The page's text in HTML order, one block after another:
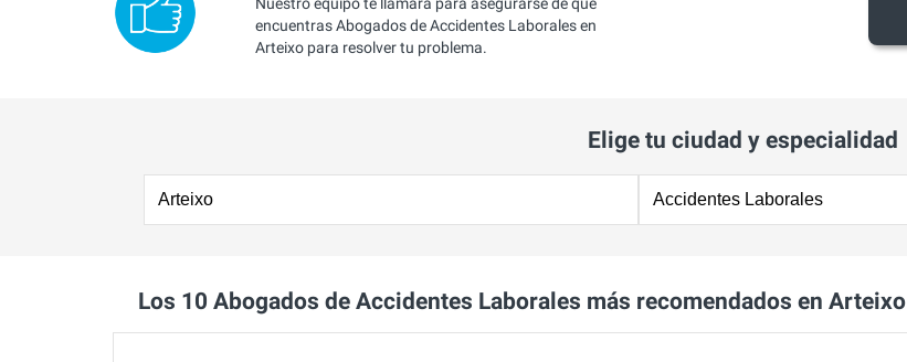
Nuestro equipo te llamará para asegurarse de que
encuentras Abogados de Accidentes Laborales en
Arteixo para resolver tu problema.
Elige tu ciudad y especialidad
Los 10 Abogados de Accidentes Laborales más recomendados en Arteixo